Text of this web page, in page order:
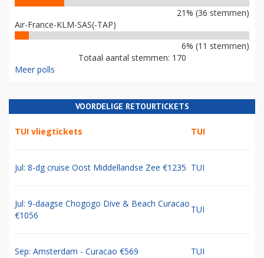
21% (36 stemmen)
Air-France-KLM-SAS(-TAP)
6% (11 stemmen)
Totaal aantal stemmen: 170
Meer polls
VOORDELIGE RETOURTICKETS
TUI vliegtickets TUI
Jul: 8-dg cruise Oost Middellandse Zee €1235 TUI
Jul: 9-daagse Chogogo Dive & Beach Curacao
€1056
TUI
Sep: Amsterdam - Curacao €569 TUI